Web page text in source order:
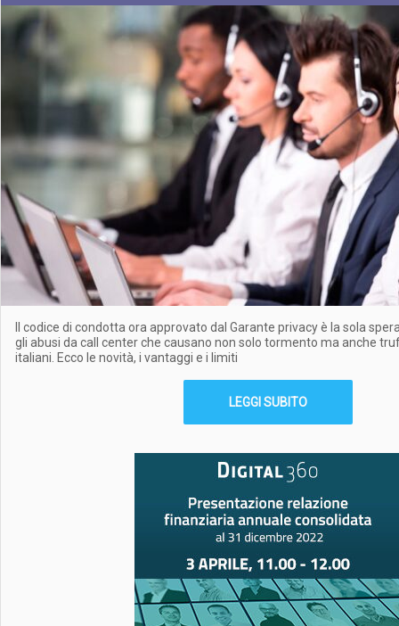
Il codice di condotta ora approvato dal Garante privacy è la sola
gli abusi da call center che causano non solo tormento ma anche
italiani. Ecco le novità, i vantaggi e i limiti
LEGGI SUBITO